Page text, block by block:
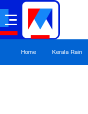
Home Kerala Rain